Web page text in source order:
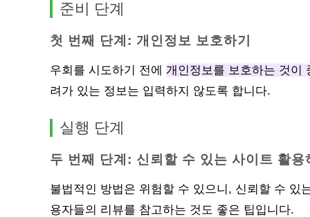
준비 단계
첫 번째 단계: 개인정보 보호하기
우회를 시도하기 전에 개인정보를 보호하는 것이
려가 있는 정보는 입력하지 않도록 합니다.
실행 단계
두 번째 단계: 신뢰할 수 있는 사이트 활용
불법적인 방법은 위험할 수 있으니, 신뢰할 수 있
용자들의 리뷰를 참고하는 것도 좋은 팁입니다.